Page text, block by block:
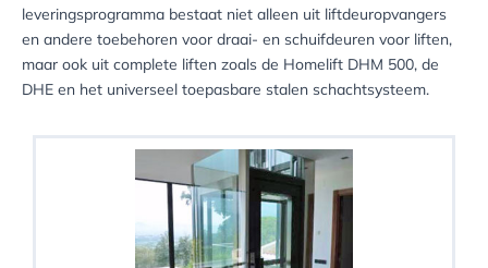
leveringsprogramma bestaat niet alleen uit liftdeuropvangers
en andere toebehoren voor draai- en schuifdeuren voor liften,
maar ook uit complete liften zoals de Homelift DHM 500, de
DHE en het universeel toepasbare stalen schachtsysteem.